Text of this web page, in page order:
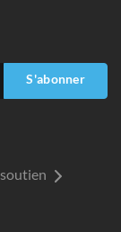
S'abonner